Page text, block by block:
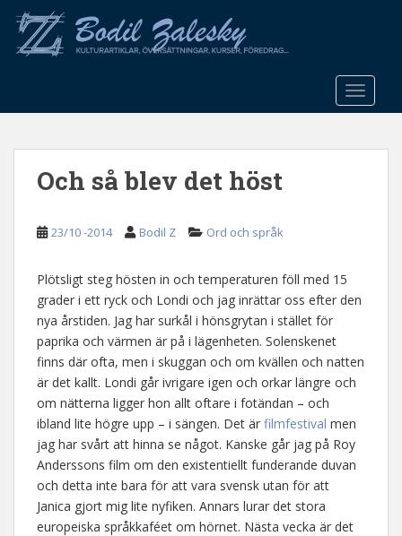
o
Och så blev det höst
23/10 -2014 Bodil Z Ord och språk
Plötsligt steg hösten in och temperaturen föll med 15
grader i ett ryck och Londi och jag inrättar oss efter den
nya årstiden. Jag har surkål i hönsgrytan i stället för
paprika och värmen är på i lägenheten. Solenskenet
finns där ofta, men i skuggan och om kvällen och natten
är det kallt. Londi går ivrigare igen och orkar längre och
om nätterna ligger hon allt oftare i fotändan – och
ibland lite högre upp – i sängen. Det är filmfestival men
jag har svårt att hinna se något. Kanske går jag på Roy
Anderssons film om den existentiellt funderande duvan
och detta inte bara för att vara svensk utan för att
Janica gjort mig lite nyfiken. Annars lurar det stora
europeiska språkkaféet om hörnet. Nästa vecka är det